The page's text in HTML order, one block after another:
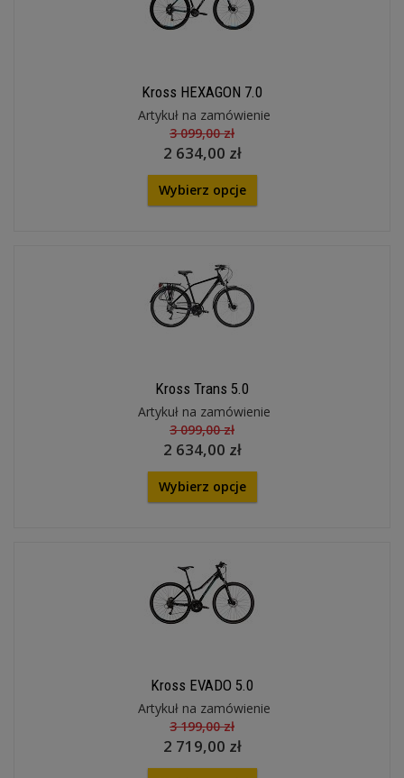
Kross HEXAGON 7.0
Artykuł na zamówienie
3 099,00 zł
2 634,00 zł
Wybierz opcje
Kross Trans 5.0
Artykuł na zamówienie
3 099,00 zł
2 634,00 zł
Wybierz opcje
Kross EVADO 5.0
Artykuł na zamówienie
3 199,00 zł
2 719,00 zł